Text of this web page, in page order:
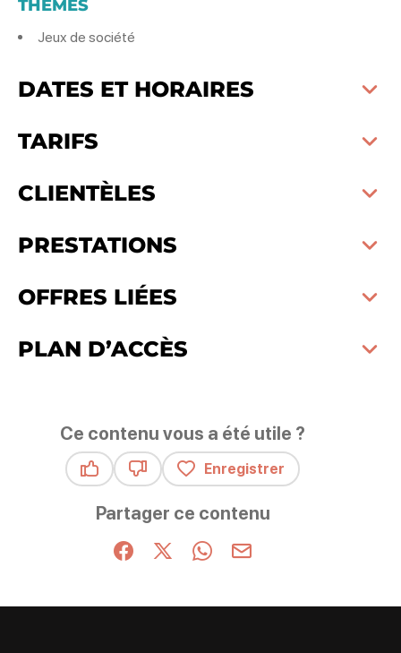
THÈMES
Jeux de société
DATES ET HORAIRES
TARIFS
CLIENTÈLES
PRESTATIONS
OFFRES LIÉES
PLAN D’ACCÈS
Ce contenu vous a été utile ?
Enregistrer
Partager ce contenu
Partager sur Facebook (nouvelle fenêtre)
Partager sur X / Twitter (nouvelle
Partager sur WhatsApp
Partager par mail